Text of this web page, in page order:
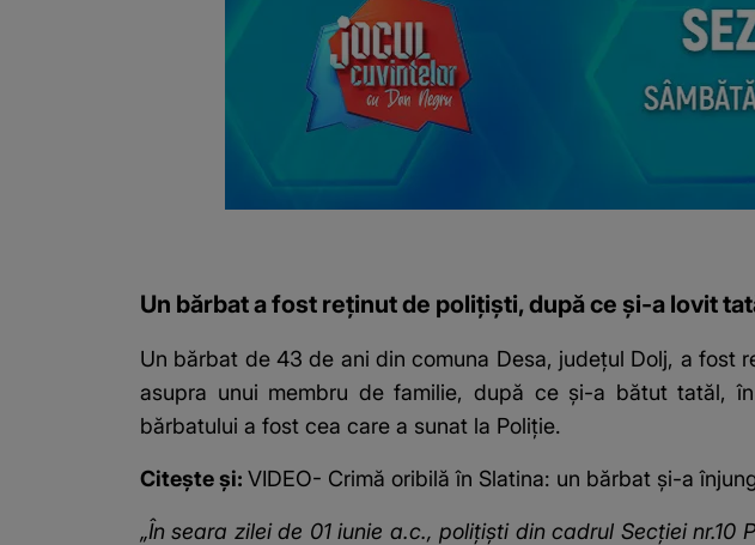
Un bărbat a fost reţinut de poliţişti, după ce şi-a lovit
Un bărbat de 43 de ani din comuna Desa, judeţul Dolj, a fost
asupra unui membru de familie, după ce şi-a bătut tatăl,
bărbatului a fost cea care a sunat la Poliţie.
Citește și: VIDEO- Crimă oribilă în Slatina: un bărbat și-a
„În seara zilei de 01 iunie a.c., poliţişti din cadrul Secţiei